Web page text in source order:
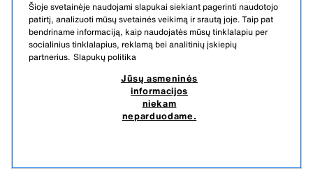
„RED ZARA
TEMPTATION“
KELIONINIS
RINKINYS
Šioje svetainėje naudojami slapukai siekiant pagerinti naudotojo
patirtį, analizuoti mūsų svetainės veikimą ir srautą joje. Taip pat
bendriname informaciją, kaip naudojatės mūsų tinklalapiu per
socialinius tinklalapius, reklamą bei analitinių įskiepių
partnerius. Slapukų politika
Jūsų asmeninės
informacijos
niekam
neparduodame.